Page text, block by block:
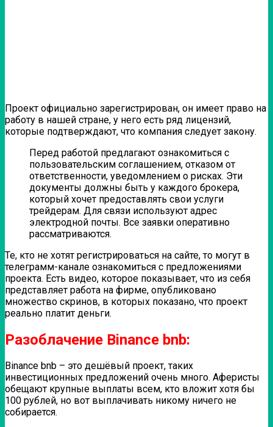
Проект официально зарегистрирован, он имеет право на
работу в нашей стране, у него есть ряд лицензий,
которые подтверждают, что компания следует закону.
Перед работой предлагают ознакомиться с
пользовательским соглашением, отказом от
ответственности, уведомлением о рисках. Эти
документы должны быть у каждого брокера,
который хочет предоставлять свои услуги
трейдерам. Для связи используют адрес
электродной почты. Все заявки оперативно
рассматриваются.
Те, кто не хотят регистрироваться на сайте, то могут в
телеграмм-канале ознакомиться с предложениями
проекта. Есть видео, которое показывает, что из себя
представляет работа на фирме, опубликовано
множество скринов, в которых показано, что проект
реально платит деньги.
Разоблачение Binance bnb:
Binance bnb – это дешёвый проект, таких
инвестиционных предложений очень много. Аферисты
обещают крупные выплаты всем, кто вложит хотя бы
100 рублей, но вот выплачивать никому ничего не
собирается.